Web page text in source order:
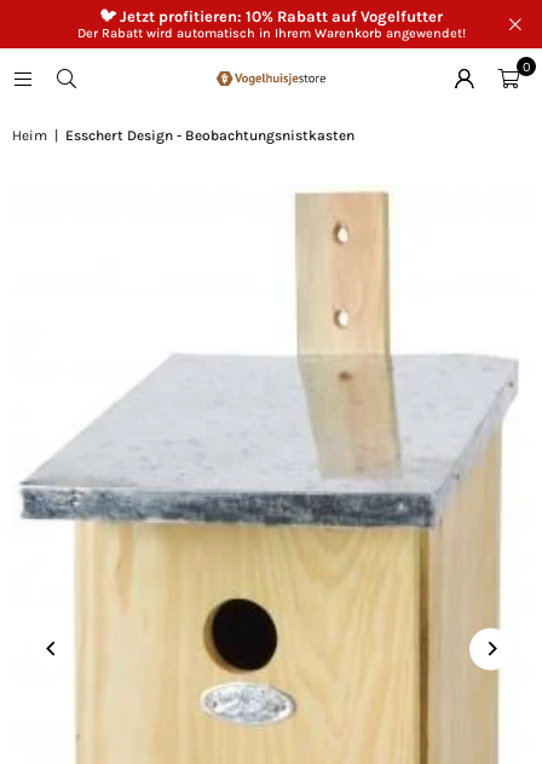
🐦 Jetzt profitieren: 10% Rabatt auf Vogelfutter
Der Rabatt wird automatisch in Ihrem Warenkorb angewendet!
0
Heim Esschert Design - Beobachtungsnistkasten